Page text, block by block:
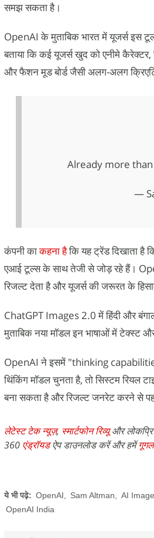
समझ सकता है।
OpenAI के मुताबिक भारत में यूजर्स इस
बताया कि कई यूजर्स खुद को एनीमे कैरेक्टर,
और फैशन मूड बोर्ड जैसी अलग-अलग
Already more
—
कंपनी काकहना हैकि यह ट्रेंड दिखाता है
एआई टूल्स के साथ तेजी से जोड़ रहे हैं।
रिजल्ट देता है और यूजर्स की जरूरत के
ChatGPT Images 2.0 में हिंदी और
मुताबिक नया मॉडल इन भाषाओं में टेक्स्ट
OpenAI ने इसमें "thinking
थिंकिंग मॉडल चुनता है, तो सिस्टम रियल
बना सकता है और रिजल्ट जनरेट करने से
लेटेस्ट टेक न्यूज़, स्मार्टफोन रिव्यूऔर
360 एंड्रॉयडऐप डाउनलोड करें और हमें
ये भी पढ़े: OpenAI Sam Altman AI
OpenAI India